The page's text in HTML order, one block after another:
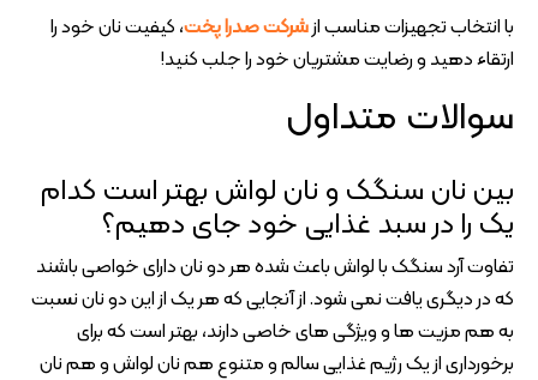
با انتخاب تجهیزات مناسب ازشرکت صدرا پخت، کیفیت نان خود را
ارتقاء دهید و رضایت مشتریان خود را جلب کنید!
سوالات متداول
بین نان سنگک و نان لواش بهتر است کدام
یک را در سبد غذایی خود جای دهیم؟
تفاوت آرد سنگک با لواش باعث شده هر دو نان دارای خواصی باشند
که در دیگری یافت نمی شود. از آنجایی که هر یک از این دو نان نسبت
به هم مزیت ها و ویژگی های خاصی دارند، بهتر است که برای
برخورداری از یک رژیم غذایی سالم و متنوع هم نان لواش و هم نان